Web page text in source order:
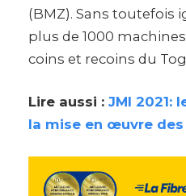
(BMZ). Sans toutefois
plus de 1000
coins et recoins du
Lire aussi : JMI 2021:
la mise en œuvre des